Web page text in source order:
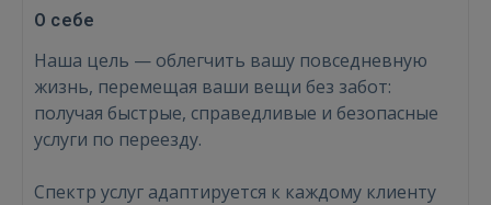
О себе
Наша цель — облегчить вашу повседневную
жизнь, перемещая ваши вещи без забот:
получая быстрые, справедливые и безопасные
услуги по переезду.
Спектр услуг адаптируется к каждому клиенту